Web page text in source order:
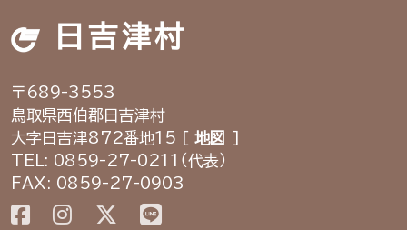
日吉津村
〒689-3553
鳥取県西伯郡日吉津村
大字日吉津872番地15 [ 地図
]
TEL: 0859-27-0211（代表）
FAX: 0859-27-0903